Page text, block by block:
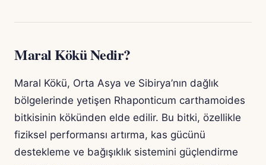
Maral Kökü Nedir?
Maral Kökü, Orta Asya ve Sibirya’nın dağlık
bölgelerinde yetişen Rhaponticum carthamoides
bitkisinin kökünden elde edilir. Bu bitki, özellikle
fiziksel performansı artırma, kas gücünü
destekleme ve bağışıklık sistemini güçlendirme